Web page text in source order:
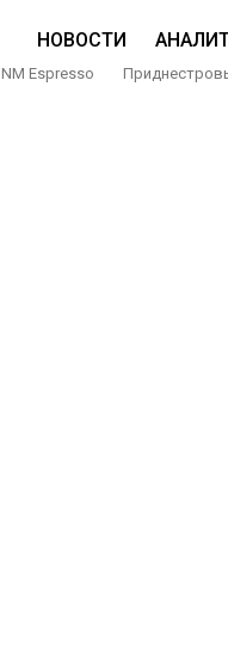
НОВОСТИ
NM Espresso